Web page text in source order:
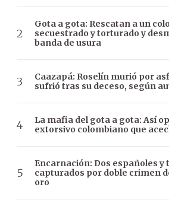
Gota a gota: Rescatan a un
secuestrado y torturado y
banda de usura
Caazapá: Roselín murió por
sufrió tras su deceso, según
La mafia del gota a gota: Así
extorsivo colombiano que
Encarnación: Dos españoles y
capturados por doble crimen
oro